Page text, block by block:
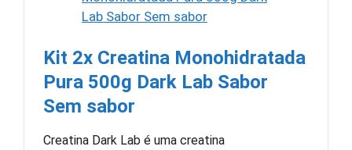
Kit 2x Creatina Monohidratada
Pura 500g Dark Lab Sabor
Sem sabor
Creatina Dark Lab é uma creatina